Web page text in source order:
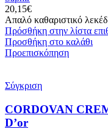
20,15€
Απαλό καθαριστικό
Πρόσθήκη στην λίστα
Προσθήκη στο καλάθι
Προεπισκόπηση
Σύγκριση
CORDOVAN
D’or